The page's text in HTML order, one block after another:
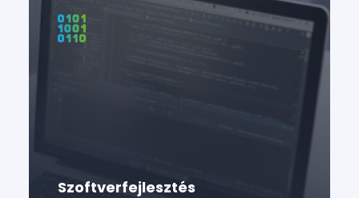
Szoftverfejlesztés